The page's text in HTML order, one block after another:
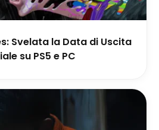
Svelata la Data di Uscita
su PS5 e PC